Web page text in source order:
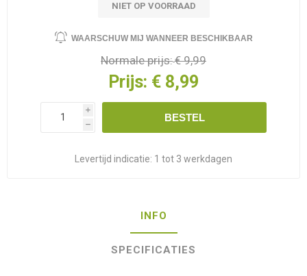
NIET OP VOORRAAD
WAARSCHUW MIJ WANNEER BESCHIKBAAR
Normale prijs:€ 9,99
Prijs: € 8,99
i
h
BESTEL
Levertijd indicatie: 1 tot 3 werkdagen
INFO
SPECIFICATIES